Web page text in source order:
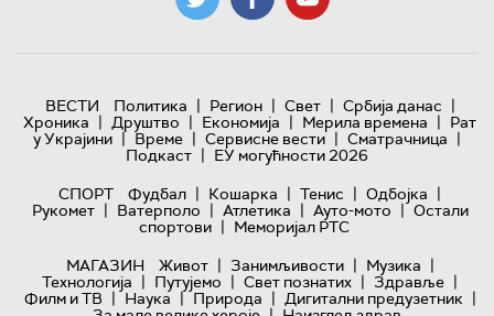
ВЕСТИ Политика | Регион | Свет | Србија данас |
Хроника | Друштво | Економија | Мерила времена | Рат
у Украјини | Време | Сервисне вести | Сматрачница |
Подкаст | ЕУ могућности 2026
СПОРТ
Фудбал | Кошарка | Тенис | Одбојка |
Рукомет | Ватерполо | Атлетика | Ауто-мото | Остали
спортови | Меморијал РТС
МАГАЗИН
Живот | Занимљивости | Музика |
Технологијa | Путујемо | Свет познатих | Здравље |
Филм и ТВ | Наука | Природа | Дигитални предузетник |